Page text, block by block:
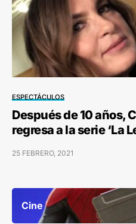
ESPECTÁCULOS
Después de 10 años,
regresa a la serie ‘La
25 FEBRERO, 2021
Cine